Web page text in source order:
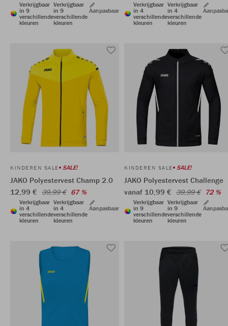
Verkrijgbaar
in 9
verschillende
kleuren
Verkrijgbaar
in 9
verschillende
kleuren
Aanpasbaar
Verkrijgbaar
in 4
verschillende
kleuren
Verkrijgbaar
in 4
verschillende
kleuren
KINDEREN SALE SALE!
JAKO Polyestervest Champ 2.0
12,99 € 39,99 € 67 %
Verkrijgbaar
in 4
verschillende
kleuren
Verkrijgbaar
in 4
verschillende
kleuren
Aanpasbaar
KINDEREN SALE SALE!
JAKO Polyestervest Challenge
vanaf 10,99 € 39,99 € 72 %
Verkrijgbaar
in 9
verschillende
kleuren
Verkrijgbaar
in 9
verschillende
kleuren